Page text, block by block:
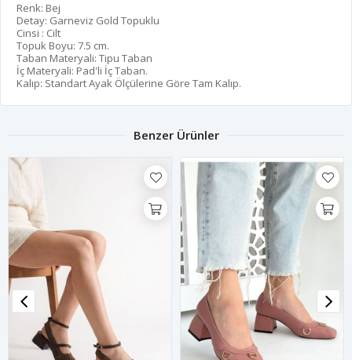
Renk: Bej
Detay: Garneviz Gold Topuklu
Cinsi : Cilt
Topuk Boyu: 7.5 cm.
Taban Materyali: Tipu Taban
İç Materyali: Pad'li İç Taban.
Kalıp: Standart Ayak Ölçülerine Göre Tam Kalıp.
Benzer Ürünler